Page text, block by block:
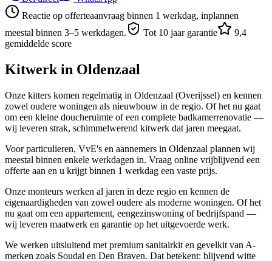
Reactie op offerteaanvraag binnen 1 werkdag, inplannen
meestal binnen 3–5 werkdagen.
Tot 10 jaar garantie
9,4
gemiddelde score
Kitwerk in Oldenzaal
Onze kitters komen regelmatig in Oldenzaal (Overijssel) en kennen
zowel oudere woningen als nieuwbouw in de regio. Of het nu gaat
om een kleine doucheruimte of een complete badkamerrenovatie —
wij leveren strak, schimmelwerend kitwerk dat jaren meegaat.
Voor particulieren, VvE's en aannemers in Oldenzaal plannen wij
meestal binnen enkele werkdagen in. Vraag online vrijblijvend een
offerte aan en u krijgt binnen 1 werkdag een vaste prijs.
Onze monteurs werken al jaren in deze regio en kennen de
eigenaardigheden van zowel oudere als moderne woningen. Of het
nu gaat om een appartement, eengezinswoning of bedrijfspand —
wij leveren maatwerk en garantie op het uitgevoerde werk.
We werken uitsluitend met premium sanitairkit en gevelkit van A-
merken zoals Soudal en Den Braven. Dat betekent: blijvend witte